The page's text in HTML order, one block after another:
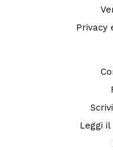
Privacy
Leggi